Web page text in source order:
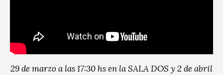
29 de marzo a las 17:30 hs en la SALA DOS y 2 de abril